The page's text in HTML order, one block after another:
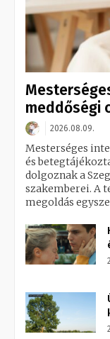
meddőségi
2026.08.09.
Mesterséges
és
dolgoznak a
szakemberei. A
megoldás